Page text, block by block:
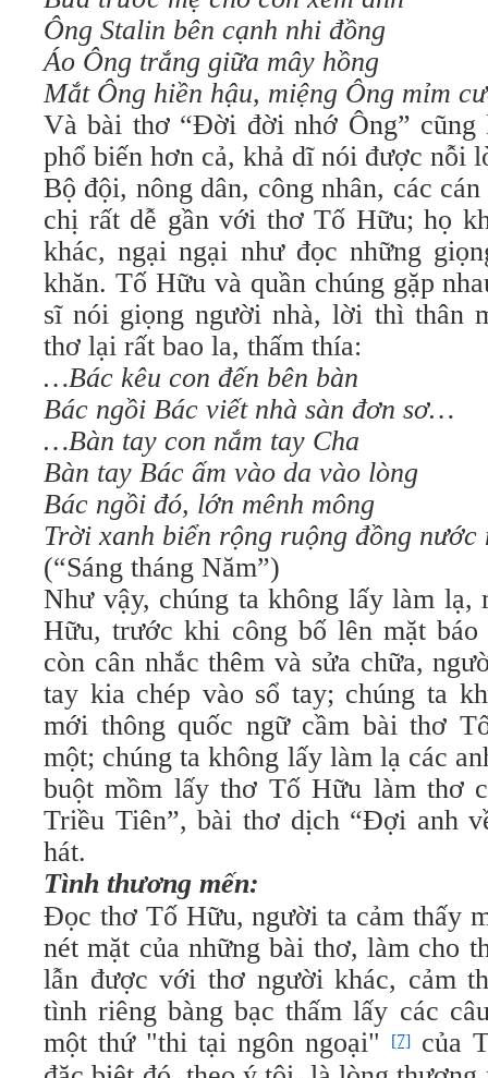
Ông Stalin bên cạnh nhi đồng
Áo Ông trắng giữa mây hồng
Mắt Ông hiền hậu, miệng Ông mỉm
Và bài thơ “Ðời đời nhớ Ông” cũng
phổ biến hơn cả, khả dĩ nói được nỗi
Bộ đội, nông dân, công nhân, các
chị rất dễ gần với thơ Tố Hữu; họ
khác, ngại ngại như đọc những
khăn. Tố Hữu và quần chúng gặp
sĩ nói giọng người nhà, lời thì thân
thơ lại rất bao la, thấm thía:
…Bác kêu con đến bên bàn
Bác ngồi Bác viết nhà sàn đơn sơ…
…Bàn tay con nắm tay Cha
Bàn tay Bác ấm vào da vào lòng
Bác ngồi đó, lớn mênh mông
Trời xanh biển rộng ruộng đồng nước
(“Sáng tháng Năm”)
Như vậy, chúng ta không lấy làm lạ,
Hữu, trước khi công bố lên mặt
còn cân nhắc thêm và sửa chữa,
tay kia chép vào sổ tay; chúng ta
mới thông quốc ngữ cầm bài thơ
một; chúng ta không lấy làm lạ các
buột mồm lấy thơ Tố Hữu làm thơ
Triều Tiên”, bài thơ dịch “Ðợi anh
hát.
Tình thương mến:
Ðọc thơ Tố Hữu, người ta cảm thấy
nét mặt của những bài thơ, làm cho
lẫn được với thơ người khác, cảm
tình riêng bàng bạc thấm lấy các
một thứ "thi tại ngôn ngoại"
[7]
của